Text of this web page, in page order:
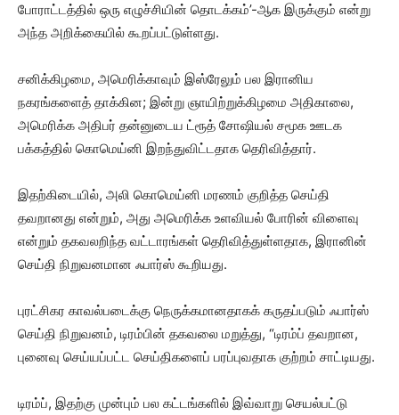
போராட்டத்தில் ஒரு எழுச்சியின் தொடக்கம்’-ஆக இருக்கும் என்று
அந்த அறிக்கையில் கூறப்பட்டுள்ளது.
சனிக்கிழமை, அமெரிக்காவும் இஸ்ரேலும் பல இரானிய
நகரங்களைத் தாக்கின; இன்று ஞாயிற்றுக்கிழமை அதிகாலை,
அமெரிக்க அதிபர் தன்னுடைய ட்ரூத் சோஷியல் சமூக ஊடக
பக்கத்தில் கொமெய்னி இறந்துவிட்டதாக தெரிவித்தார்.
இதற்கிடையில், அலி கொமெய்னி மரணம் குறித்த செய்தி
தவறானது என்றும், அது அமெரிக்க உளவியல் போரின் விளைவு
என்றும் தகவலறிந்த வட்டாரங்கள் தெரிவித்துள்ளதாக, இரானின்
செய்தி நிறுவனமான ஃபார்ஸ் கூறியது.
புரட்சிகர காவல்படைக்கு நெருக்கமானதாகக் கருதப்படும் ஃபார்ஸ்
செய்தி நிறுவனம், டிரம்பின் தகவலை மறுத்து, “டிரம்ப் தவறான,
புனைவு செய்யப்பட்ட செய்திகளைப் பரப்புவதாக குற்றம் சாட்டியது.
டிரம்ப், இதற்கு முன்பும் பல கட்டங்களில் இவ்வாறு செயல்பட்டு